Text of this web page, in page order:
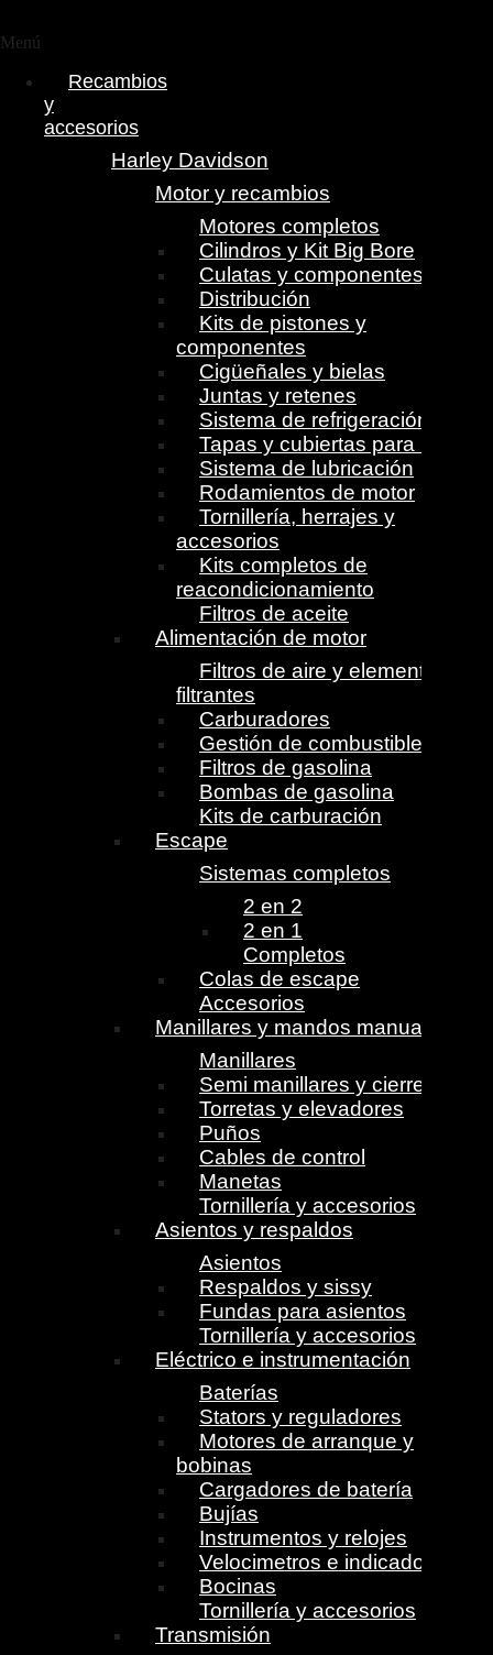
Menú
Recambios
y
accesorios
Harley Davidson
Motor y recambios
Motores completos
Cilindros y Kit Big Bore
Culatas y componentes
Distribución
Kits de pistones y
componentes
Cigüeñales y bielas
Juntas y retenes
Sistema de refrigeración
Tapas y cubiertas para motor
Sistema de lubricación
Rodamientos de motor
Tornillería, herrajes y
accesorios
Kits completos de
reacondicionamiento
Filtros de aceite
Alimentación de motor
Filtros de aire y elementos
filtrantes
Carburadores
Gestión de combustible
Filtros de gasolina
Bombas de gasolina
Kits de carburación
Escape
Sistemas completos
2 en 2
2 en 1
Completos
Colas de escape
Accesorios
Manillares y mandos manuales
Manillares
Semi manillares y cierres
Torretas y elevadores
Puños
Cables de control
Manetas
Tornillería y accesorios
Asientos y respaldos
Asientos
Respaldos y sissy
Fundas para asientos
Tornillería y accesorios
Eléctrico e instrumentación
Baterías
Stators y reguladores
Motores de arranque y
bobinas
Cargadores de batería
Bujías
Instrumentos y relojes
Velocimetros e indicadores
Bocinas
Tornillería y accesorios
Transmisión